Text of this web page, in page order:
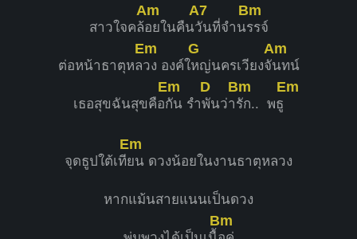
สาวใจคล้
Am
อยในคืน
A7
วันที่จำน
Bm
รรจ์
ต่อหน้าธาตุหล
Em
วง องค์ใ
G
หญ่นครเวียงจั
Am
นทน์
เธอสุขฉันสุขคือ
Em
กัน รำ
D
พันว่า
Bm
รัก.. พธู
Em
จุดธูปใต้เที
Em
ยน ดวงน้อยในงานธาตุหลวง
หากแม้นสายแนนเป็นดวง
Bm